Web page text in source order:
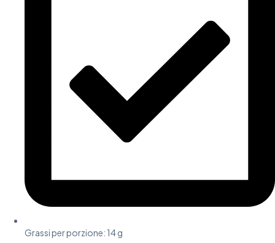
Grassi per porzione: 14 g